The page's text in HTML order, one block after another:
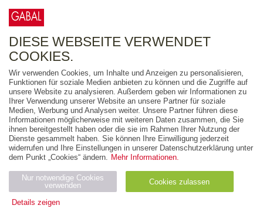
BARBARA MESSER
Wir brauchen
andere Trainings!
WIE WIR MENSCHEN
IN UNTERNEHMEN
WEITERBILDEN
KÖNNEN
DIESE WEBSEITE VERWENDET
COOKIES.
Wir verwenden Cookies, um Inhalte und Anzeigen zu personalisieren,
Funktionen für soziale Medien anbieten zu können und die Zugriffe auf
unsere Website zu analysieren. Außerdem geben wir Informationen zu
Ihrer Verwendung unserer Website an unsere Partner für soziale
Medien, Werbung und Analysen weiter. Unsere Partner führen diese
Informationen möglicherweise mit weiteren Daten zusammen, die Sie
ihnen bereitgestellt haben oder die sie im Rahmen Ihrer Nutzung der
Dienste gesammelt haben. Sie können Ihre Einwilligung jederzeit
widerrufen und Ihre Einstellungen in unserer Datenschutzerklärung unter
dem Punkt „Cookies“ ändern. Mehr Informationen.
Nur notwendige Cookies
verwenden
Cookies zulassen
Details zeigen